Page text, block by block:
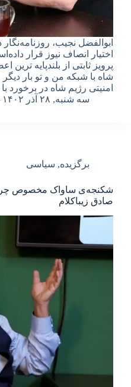
ابوالفضل نجیب، روزنامه‌نگار
اختیار انصاف نیوز قرار
پرویز ثابتی از بلندپایه ترین
شاه با شبکه من و تو بار
امنیتی رژیم شاه در برخورد
سه شنبه, ۲۸ آذر ۱۴۰۲ – ۰۷:۲۹
برگزیده, سیاسی
شکنجه‌ی ساواک مخصوص
صادق زیباکلام